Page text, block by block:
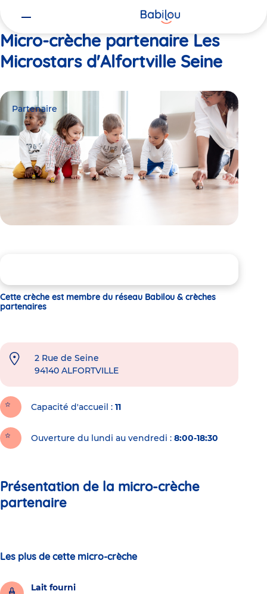
Micro-crèche partenaire Les
Microstars d'Alfortville Seine
Partenaire
Cette crèche est membre du réseau Babilou & crèches
partenaires
2 Rue de Seine
94140 ALFORTVILLE
Capacité d'accueil 11
Ouverture du lundi au vendredi : 8:00-18:30
Présentation de la micro-crèche
partenaire
Les plus de cette micro-crèche
Lait fourni